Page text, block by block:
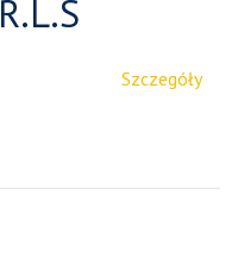
Szczegóły